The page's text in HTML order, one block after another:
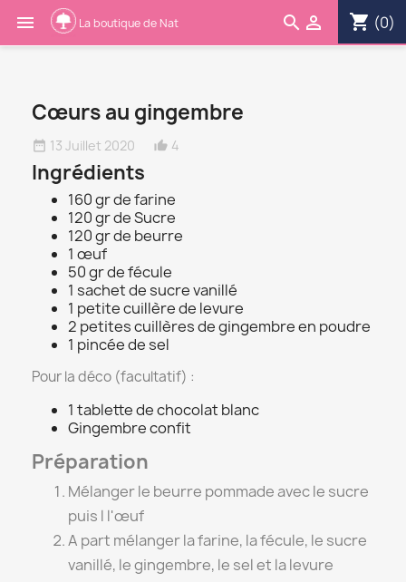
 shopping_cart (0)

search
Cœurs au gingembre
date_range 13 Juillet 2020 thumb_up_alt 4
Ingrédients
160 gr de farine
120 gr de Sucre
120 gr de beurre
1 œuf
50 gr de fécule
1 sachet de sucre vanillé
1 petite cuillère de levure
2 petites cuillères de gingembre en poudre
1 pincée de sel
Pour la déco (facultatif) :
1 tablette de chocolat blanc
Gingembre confit
Préparation
Mélanger le beurre pommade avec le sucre
puis l l'œuf
A part mélanger la farine, la fécule, le sucre
vanillé, le gingembre, le sel et la levure